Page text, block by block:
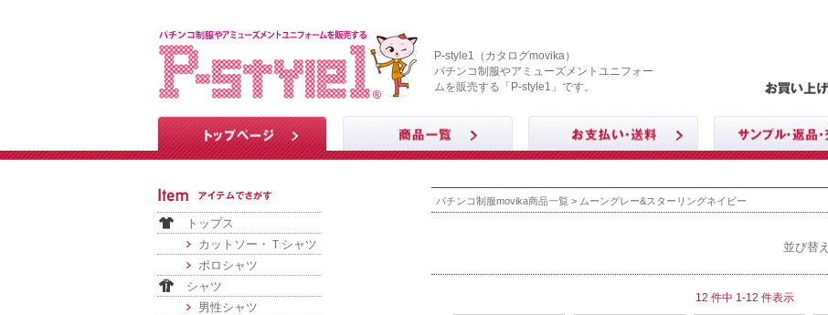
P-style1（カタログmovika）
パチンコ制服やアミューズメントユニフォー
ムを販売する「P-style1」です。
トップス
カットソー・Ｔシャツ
ポロシャツ
シャツ
男性シャツ
パチンコ制服movika商品一覧 > ムーングレー&スターリングネイビー
並び替え
12 件中 1-12 件表示